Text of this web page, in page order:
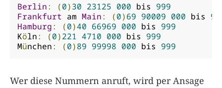
Berlin: (0)30 23125 000 bis 999
Frankfurt am Main: (0)69 90009 000 bis
Hamburg: (0)40 66969 000 bis 999
Köln: (0)221 4710 000 bis 999
München: (0)89 99998 000 bis 999
Wer diese Nummern anruft, wird per Ansage